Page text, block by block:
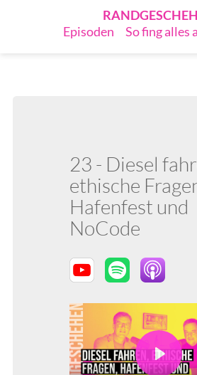
Episoden
So fing alles
23 - Diesel
ethische
Hafenfest und
NoCode
Play